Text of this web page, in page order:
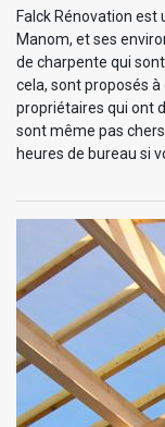
Falck Rénovation
Manom, et ses
de charpente qui
cela, sont proposés
propriétaires qui ont
sont même pas
heures de bureau si